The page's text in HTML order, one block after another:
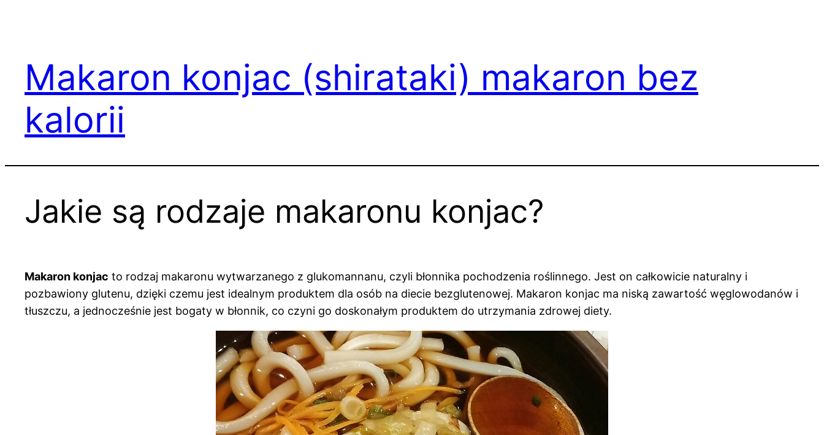
Makaron konjac (shirataki) makaron bez
kalorii
Jakie są rodzaje makaronu konjac?
Makaron konjac to rodzaj makaronu wytwarzanego z glukomannanu, czyli błonnika pochodzenia roślinnego. Jest on całkowicie naturalny i
pozbawiony glutenu, dzięki czemu jest idealnym produktem dla osób na diecie bezglutenowej. Makaron konjac ma niską zawartość węglowodanów i
tłuszczu, a jednocześnie jest bogaty w błonnik, co czyni go doskonałym produktem do utrzymania zdrowej diety.